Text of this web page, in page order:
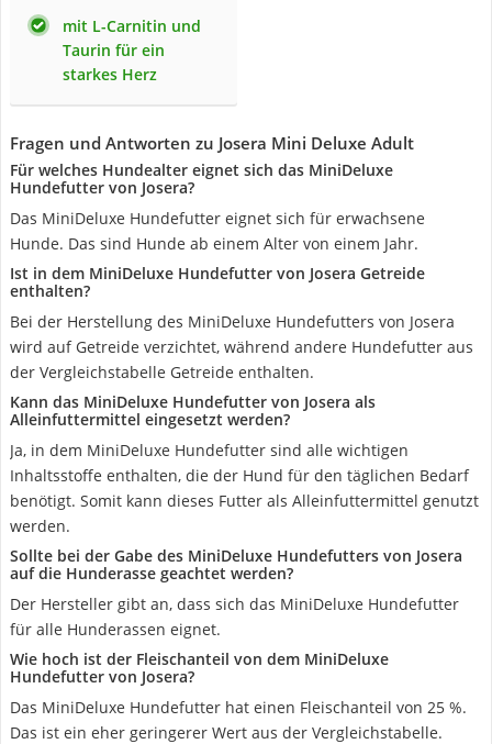
mit L-Carnitin und
Taurin für ein
starkes Herz
Fragen und Antworten zu Josera Mini Deluxe Adult
Für welches Hundealter eignet sich das MiniDeluxe
Hundefutter von Josera?
Das MiniDeluxe Hundefutter eignet sich für erwachsene
Hunde. Das sind Hunde ab einem Alter von einem Jahr.
Ist in dem MiniDeluxe Hundefutter von Josera Getreide
enthalten?
Bei der Herstellung des MiniDeluxe Hundefutters von Josera
wird auf Getreide verzichtet, während andere Hundefutter aus
der Vergleichstabelle Getreide enthalten.
Kann das MiniDeluxe Hundefutter von Josera als
Alleinfuttermittel eingesetzt werden?
Ja, in dem MiniDeluxe Hundefutter sind alle wichtigen
Inhaltsstoffe enthalten, die der Hund für den täglichen Bedarf
benötigt. Somit kann dieses Futter als Alleinfuttermittel genutzt
werden.
Sollte bei der Gabe des MiniDeluxe Hundefutters von Josera
auf die Hunderasse geachtet werden?
Der Hersteller gibt an, dass sich das MiniDeluxe Hundefutter
für alle Hunderassen eignet.
Wie hoch ist der Fleischanteil von dem MiniDeluxe
Hundefutter von Josera?
Das MiniDeluxe Hundefutter hat einen Fleischanteil von 25 %.
Das ist ein eher geringerer Wert aus der Vergleichstabelle.